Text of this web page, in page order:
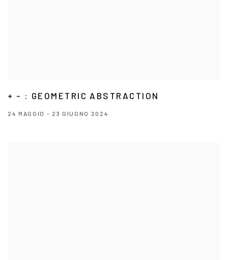
+ - : GEOMETRIC ABSTRACTION
24 MAGGIO - 23 GIUGNO 2024